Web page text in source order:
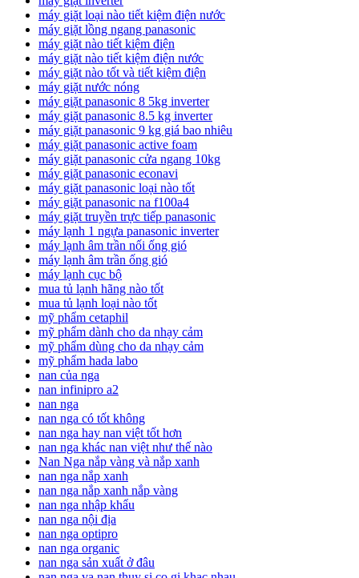
máy giặt loại nào tiết kiệm điện nước
máy giặt lồng ngang panasonic
máy giặt nào tiết kiệm điện
máy giặt nào tiết kiệm điện nước
máy giặt nào tốt và tiết kiệm điện
máy giặt nước nóng
máy giặt panasonic 8 5kg inverter
máy giặt panasonic 8.5 kg inverter
máy giặt panasonic 9 kg giá bao nhiêu
máy giặt panasonic active foam
máy giặt panasonic cửa ngang 10kg
máy giặt panasonic econavi
máy giặt panasonic loại nào tốt
máy giặt panasonic na f100a4
máy giặt truyền trực tiếp panasonic
máy lạnh 1 ngựa panasonic inverter
máy lạnh âm trần nối ống gió
máy lạnh âm trần ống gió
máy lạnh cục bộ
mua tủ lạnh hãng nào tốt
mua tủ lạnh loại nào tốt
mỹ phẩm cetaphil
mỹ phẩm dành cho da nhạy cảm
mỹ phẩm dùng cho da nhạy cảm
mỹ phẩm hada labo
nan của nga
nan infinipro a2
nan nga
nan nga có tốt không
nan nga hay nan việt tốt hơn
nan nga khác nan việt như thế nào
Nan Nga nắp vàng và nắp xanh
nan nga nắp xanh
nan nga nắp xanh nắp vàng
nan nga nhập khẩu
nan nga nội địa
nan nga optipro
nan nga organic
nan nga sản xuất ở đâu